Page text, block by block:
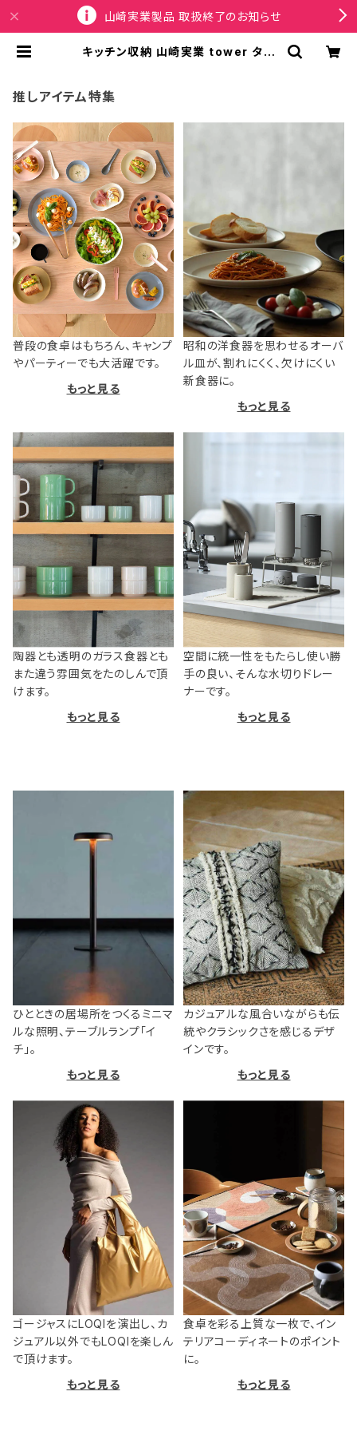
山崎実業製品 取扱終了のお知らせ
キッチン収納 山崎実業 tower タワ
推しアイテム特集
普段の食卓はもちろん、キャンプ
やパーティーでも大活躍です。
もっと見る
昭和の洋食器を思わせるオーバ
ル皿が、割れにくく、欠けにくい
新食器に。
もっと見る
陶器とも透明のガラス食器とも
また違う雰囲気をたのしんで頂
けます。
もっと見る
空間に統一性をもたらし使い勝
手の良い、そんな水切りドレー
ナーです。
もっと見る
ひとときの居場所をつくるミニマ
ルな照明、テーブルランプ「イ
チ」。
もっと見る
カジュアルな風合いながらも伝
統やクラシックさを感じるデザ
インです。
もっと見る
ゴージャスにLOQIを演出し、カ
ジュアル以外でもLOQIを楽しん
で頂けます。
もっと見る
食卓を彩る上質な一枚で、イン
テリアコーディネートのポイント
に。
もっと見る